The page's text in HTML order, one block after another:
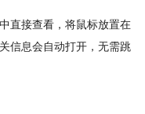
直接查看，将鼠标放置在
信息会自动打开，无需跳